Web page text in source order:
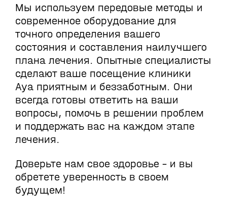
Мы используем передовые методы и
современное оборудование для
точного определения вашего
состояния и составления наилучшего
плана лечения. Опытные специалисты
сделают ваше посещение клиники
Aya приятным и беззаботным. Они
всегда готовы ответить на ваши
вопросы, помочь в решении проблем
и поддержать вас на каждом этапе
лечения.
Доверьте нам свое здоровье – и вы
обретете уверенность в своем
будущем!